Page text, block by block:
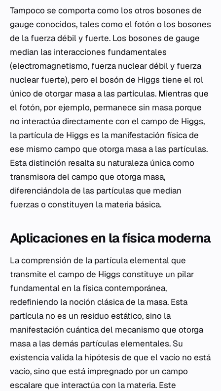
Tampoco se comporta como los otros bosones de
gauge conocidos, tales como el fotón o los bosones
de la fuerza débil y fuerte. Los bosones de gauge
median las interacciones fundamentales
(electromagnetismo, fuerza nuclear débil y fuerza
nuclear fuerte), pero el bosón de Higgs tiene el rol
único de otorgar masa a las partículas. Mientras que
el fotón, por ejemplo, permanece sin masa porque
no interactúa directamente con el campo de Higgs,
la partícula de Higgs es la manifestación física de
ese mismo campo que otorga masa a las partículas.
Esta distinción resalta su naturaleza única como
transmisora del campo que otorga masa,
diferenciándola de las partículas que median
fuerzas o constituyen la materia básica.
Aplicaciones en la física moderna
La comprensión de la partícula elemental que
transmite el campo de Higgs constituye un pilar
fundamental en la física contemporánea,
redefiniendo la noción clásica de la masa. Esta
partícula no es un residuo estático, sino la
manifestación cuántica del mecanismo que otorga
masa a las demás partículas elementales. Su
existencia valida la hipótesis de que el vacío no está
vacío, sino que está impregnado por un campo
escalare que interactúa con la materia. Este